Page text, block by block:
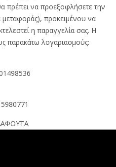
πρέπει να προεξοφλήσετε την
προκειμένου να
η παραγγελία σας. Η
παρακάτω λογαριασμούς: